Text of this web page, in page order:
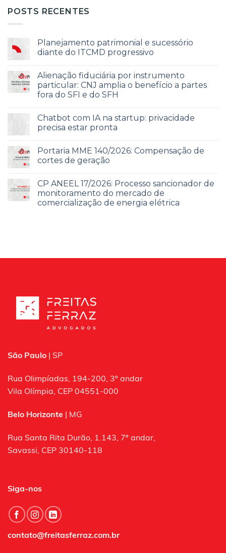
POSTS RECENTES
Planejamento patrimonial e sucessório
diante do ITCMD progressivo
Alienação fiduciária por instrumento
particular: CNJ amplia o benefício a partes
fora do SFI e do SFH
Chatbot com IA na startup: privacidade
precisa estar pronta
Portaria MME 140/2026: Compensação de
cortes de geração
CP ANEEL 17/2026: Processo sancionador de
monitoramento do mercado de
comercialização de energia elétrica
São Paulo | SP
Rua Olimpíadas, 194-200, 3º andar
Vila Olímpia, CEP 04551-000
Belo Horizonte | MG
Rua Santa Rita Durão, 1.143, 7º andar,
Savassi, CEP 30140-118
Siga-nos
contato@freitasferraz.com.br